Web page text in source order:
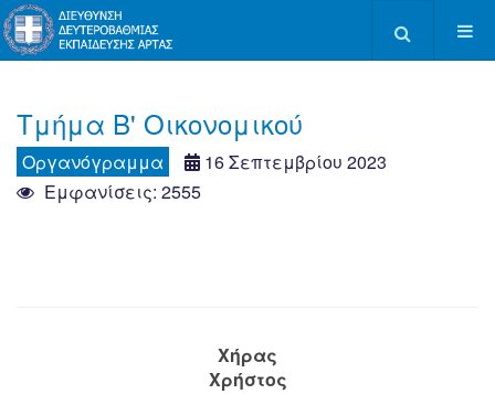
Τμήμα B' Οικονομικού
Οργανόγραμμα
16 Σεπτεμβρίου 2023
Εμφανίσεις: 2555
Χήρας
Χρήστος